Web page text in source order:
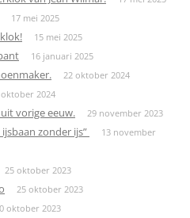
17 mei 2025
15 mei 2025
16 januari 2025
22 oktober 2024
oktober 2024
vorige eeuw. 29 november 2023
zonder ijs”
13 november
25 oktober 2023
25 oktober 2023
oktober 2023